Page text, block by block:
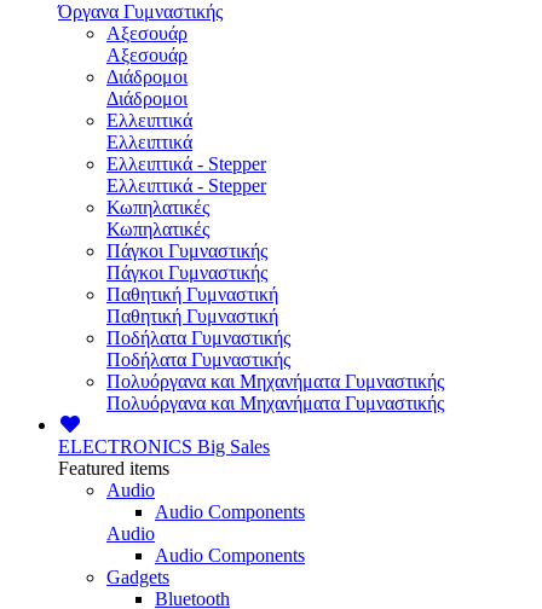
Όργανα Γυμναστικής
Αξεσουάρ
Αξεσουάρ
Διάδρομοι
Διάδρομοι
Ελλειπτικά
Ελλειπτικά
Ελλειπτικά - Stepper
Ελλειπτικά - Stepper
Κωπηλατικές
Κωπηλατικές
Πάγκοι Γυμναστικής
Πάγκοι Γυμναστικής
Παθητική Γυμναστική
Παθητική Γυμναστική
Ποδήλατα Γυμναστικής
Ποδήλατα Γυμναστικής
Πολυόργανα και Μηχανήματα Γυμναστικής
Πολυόργανα και Μηχανήματα Γυμναστικής
ELECTRONICS Big Sales
Featured items
Audio
Audio Components
Audio
Audio Components
Gadgets
Bluetooth